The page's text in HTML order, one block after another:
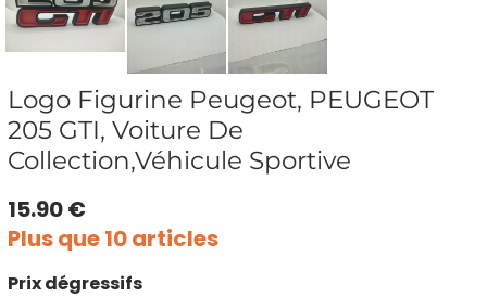
Logo Figurine Peugeot, PEUGEOT
205 GTI, Voiture De
Collection,Véhicule Sportive
15.90 €
Plus que 10 articles
Prix dégressifs